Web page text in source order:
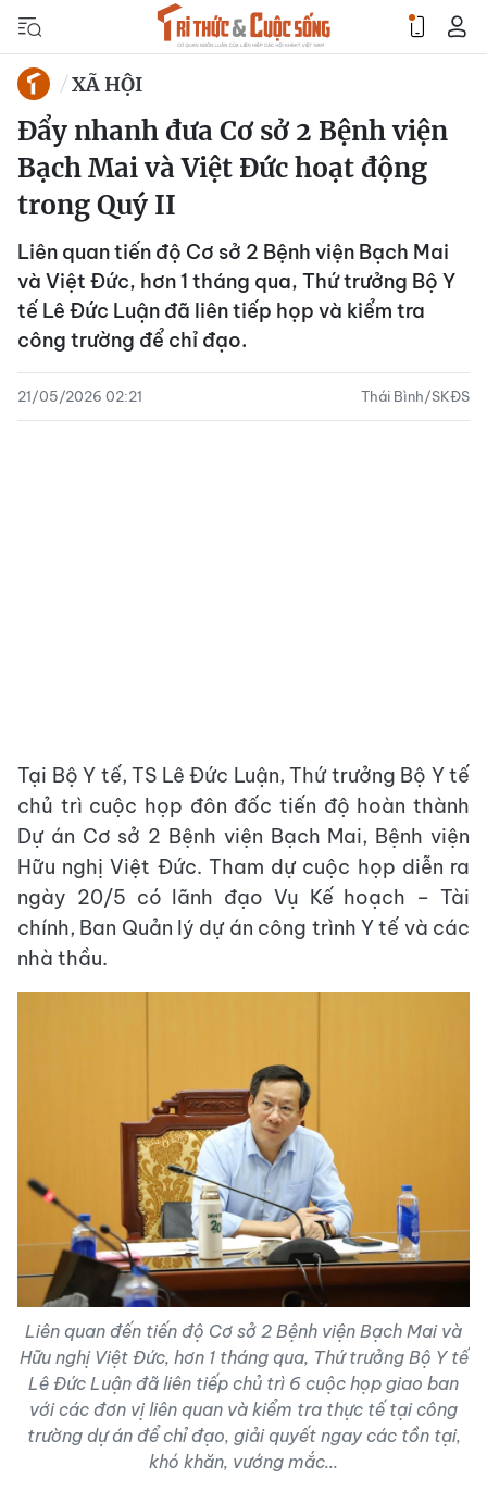
XÃ HỘI
Đẩy nhanh đưa Cơ sở 2 Bệnh viện
Bạch Mai và Việt Đức hoạt động
trong Quý II
Liên quan tiến độ Cơ sở 2 Bệnh viện Bạch Mai
và Việt Đức, hơn 1 tháng qua, Thứ trưởng Bộ Y
tế Lê Đức Luận đã liên tiếp họp và kiểm tra
công trường để chỉ đạo.
21/05/2026 02:21 Thái Bình/SKĐS
Tại Bộ Y tế, TS Lê Đức Luận, Thứ trưởng Bộ Y tế
chủ trì cuộc họp đôn đốc tiến độ hoàn thành
Dự án Cơ sở 2 Bệnh viện Bạch Mai, Bệnh viện
Hữu nghị Việt Đức. Tham dự cuộc họp diễn ra
ngày 20/5 có lãnh đạo Vụ Kế hoạch – Tài
chính, Ban Quản lý dự án công trình Y tế và các
nhà thầu.
Liên quan đến tiến độ Cơ sở 2 Bệnh viện Bạch Mai và
Hữu nghị Việt Đức, hơn 1 tháng qua, Thứ trưởng Bộ Y tế
Lê Đức Luận đã liên tiếp chủ trì 6 cuộc họp giao ban
với các đơn vị liên quan và kiểm tra thực tế tại công
trường dự án để chỉ đạo, giải quyết ngay các tồn tại,
khó khăn, vướng mắc...